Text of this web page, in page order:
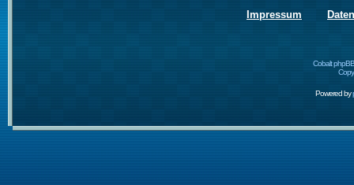
Impressum
Cobalt
Powered by